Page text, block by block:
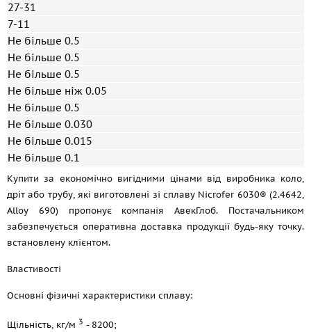
27-31
7-11
Не більше 0.5
Не більше 0.5
Не більше 0.5
Не більше ніж 0.05
Не більше 0.5
Не більше 0.030
Не більше 0.015
Не більше 0.1
Купити за економічно вигідними цінами від виробника коло,
дріт або трубу, які виготовлені зі сплаву Nicrofer 6030® (2.4642,
Alloy 690) пропонує компанія АвекГлоб. Постачальником
забезпечується оперативна доставка продукції будь-яку точку.
встановлену клієнтом.
Властивості
Основні фізичні характеристики сплаву:
Щільність, кг/м 3 - 8200;